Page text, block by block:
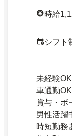
時給
シフト
未経験OK
車通勤OK
賞与・ボ
男性活躍
時短勤務